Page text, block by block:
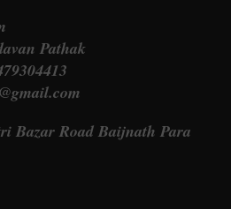
Pathak
Bazar Road Baijnath Para